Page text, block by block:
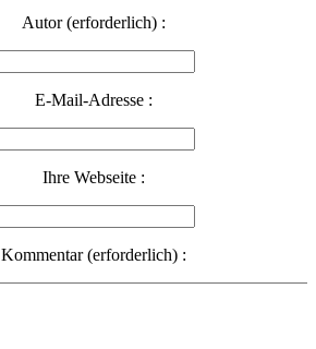
Autor (erforderlich) :
E-Mail-Adresse :
Ihre Webseite :
Kommentar (erforderlich) :